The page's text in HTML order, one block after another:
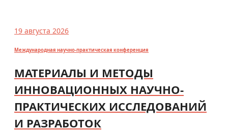
19 августа 2026
Международная научно-практическая конференция
МАТЕРИАЛЫ И МЕТОДЫ
ИННОВАЦИОННЫХ НАУЧНО-
ПРАКТИЧЕСКИХ ИССЛЕДОВАНИЙ
И РАЗРАБОТОК